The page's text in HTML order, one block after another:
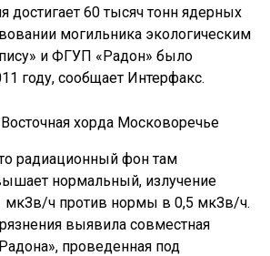
достигает 60 тысяч тонн ядерных
могильника экологическим
и ФГУП «Радон» было
году, сообщает Интерфакс.
радиационный фон там
нормальный, излучение
мкЗв/ч против нормы в 0,5 мкЗв/ч.
выявила совместная
проведенная под